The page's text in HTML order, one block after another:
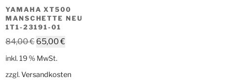
YAMAHA XT500
MANSCHETTE NEU
1T1-23191-01
84,00€ Ursprünglicher
84,00 €
65,00€Aktueller
65,00 €.
inkl. 19 % MwSt.
zzgl.Versandkosten